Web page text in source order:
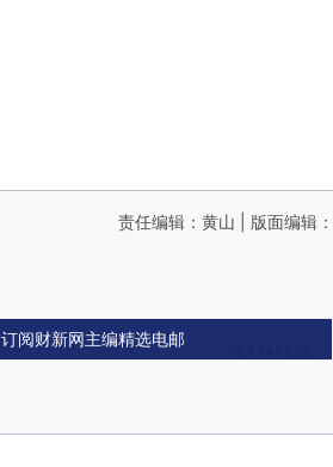
责任编辑：黄山 | 版面编辑
订阅财新网主编精选电邮